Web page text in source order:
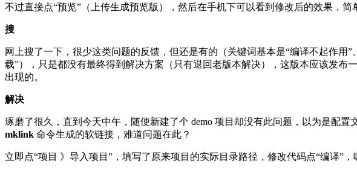
不过直接点“预览”（上传生成预览版），然后在手机下可以看到修改后的效果，
搜
网上搜了一下，很少这类问题的反馈，但还是有的（关键词基本是“编译不起作用
载”），只是都没有最终得到解决方案（只有退回老版本解决），这版本应该发
出现的。
解决
琢磨了很久，直到今天中午，随便新建了个 demo 项目却没有此问题，以为是配
mklink 命令生成的软链接，难道问题在此？
立即点“项目 》导入项目”，填写了原来项目的实际目录路径，修改代码点“编译”